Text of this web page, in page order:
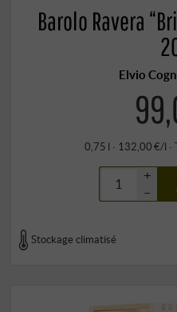
Barolo Ravera
Elvio
0,75 l · 132,00 €/l ·
+
–
Stockage climatisé